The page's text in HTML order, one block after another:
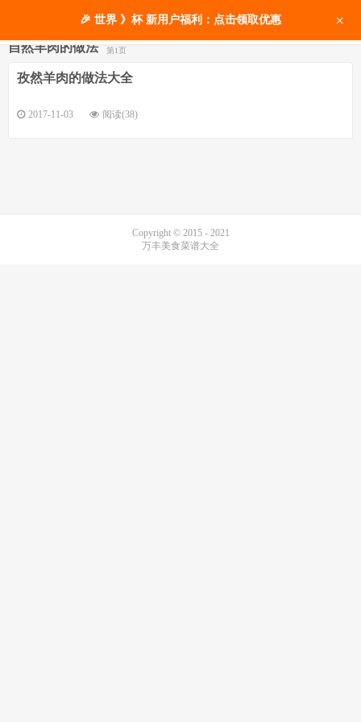
自然羊肉的做法 第1页
孜然羊肉的做法大全
2017-11-03 阅读(38)
Copyright © 2015 - 2021
万丰美食菜谱大全
🎉 世界 》杯 新用户福利：点击领取优惠 ×